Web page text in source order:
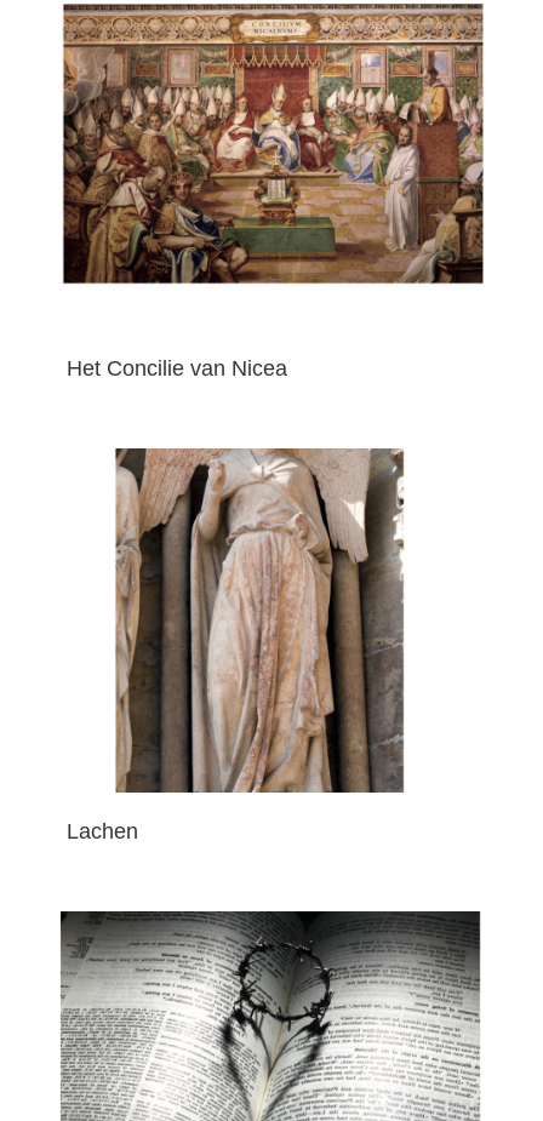
Het Concilie van Nicea
Lachen